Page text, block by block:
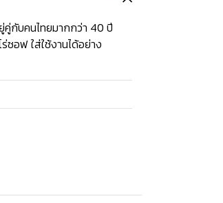
คู่กับคนไทยมากกว่า 40 ปี
อฟ ใส่ใช้งานได้อย่าง